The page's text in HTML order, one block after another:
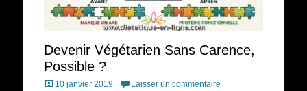
Devenir Végétarien Sans Carence,
Possible ?
Posted
10 janvier 2019 Laisser un commentaire